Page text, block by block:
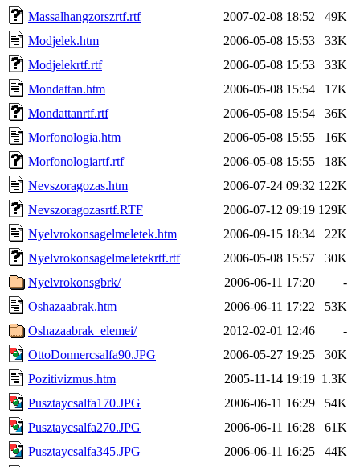
Massalhangzorszrtf.rtf
2007-02-08 18:52
49K
Modjelek.htm
2006-05-08 15:53
33K
Modjelekrtf.rtf
2006-05-08 15:53
33K
Mondattan.htm
2006-05-08 15:54
17K
Mondattanrtf.rtf
2006-05-08 15:54
36K
Morfonologia.htm
2006-05-08 15:55
16K
Morfonologiartf.rtf
2006-05-08 15:55
18K
Nevszoragozas.htm
2006-07-24 09:32 122K
Nevszoragozasrtf.RTF
2006-07-12 09:19 129K
Nyelvrokonsagelmeletek.htm
2006-09-15 18:34
22K
Nyelvrokonsagelmeletekrtf.rtf
2006-05-08 15:57
30K
Nyelvrokonsgbrk/
2006-06-11 17:20
-
Oshazaabrak.htm
2006-06-11 17:22
53K
Oshazaabrak_elemei/
2012-02-01 12:46
-
OttoDonnercsalfa90.JPG
2006-05-27 19:25
30K
Pozitivizmus.htm
2005-11-14 19:19 1.3K
Pusztaycsalfa170.JPG
2006-06-11 16:29
54K
Pusztaycsalfa270.JPG
2006-06-11 16:28
61K
Pusztaycsalfa345.JPG
2006-06-11 16:25
44K